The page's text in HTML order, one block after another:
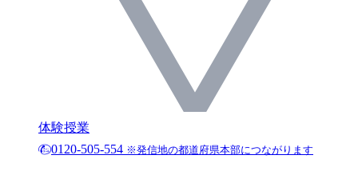
体験授業
0120-505-554 ※発信地の都道府県本部につながります